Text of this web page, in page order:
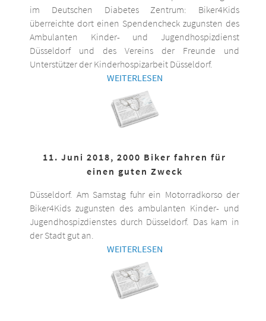
im Deutschen Diabetes Zentrum: Biker4Kids
überreichte dort einen Spendencheck zugunsten des
Ambulanten Kinder- und Jugendhospizdienst
Düsseldorf und des Vereins der Freunde und
Unterstützer der Kinderhospizarbeit Düsseldorf.
WEITERLESEN
11. Juni 2018, 2000 Biker fahren für
einen guten Zweck
Düsseldorf. Am Samstag fuhr ein Motorradkorso der
Biker4Kids zugunsten des ambulanten Kinder- und
Jugendhospizdienstes durch Düsseldorf. Das kam in
der Stadt gut an.
WEITERLESEN